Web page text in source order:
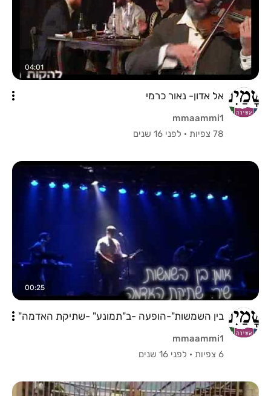
04:01
אל אדון- נאור כרמי
mmaammi1
78 צפיות
· לפני 16 שנים
00:25
בין השמשות"-הופעה -ב"תמונע" -שתיקת האדמה"
mmaammi1
6 צפיות
· לפני 16 שנים